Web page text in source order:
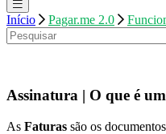
Início Pagar.me 2.0
Assinatura | O que é
As Faturas são os